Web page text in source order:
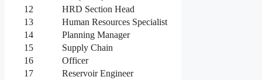
12
HRD Section Head
13
Human Resources Specialist
14
Planning Manager
15
Supply Chain
16
Officer
17
Reservoir Engineer